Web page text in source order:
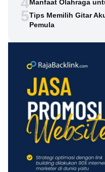
Manfaat Olahraga
5Tips Memilih Gitar
Pemula